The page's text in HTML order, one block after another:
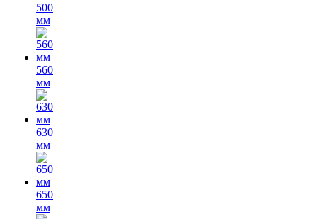
500
мм
560
мм
630
мм
650
мм